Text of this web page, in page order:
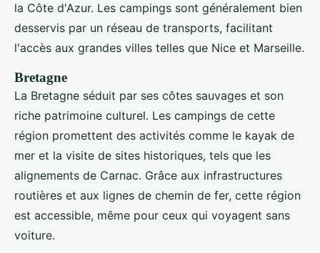
la Côte d'Azur. Les campings sont généralement bien
desservis par un réseau de transports, facilitant
l'accès aux grandes villes telles que Nice et Marseille.
Bretagne
La Bretagne séduit par ses côtes sauvages et son
riche patrimoine culturel. Les campings de cette
région promettent des activités comme le kayak de
mer et la visite de sites historiques, tels que les
alignements de Carnac. Grâce aux infrastructures
routières et aux lignes de chemin de fer, cette région
est accessible, même pour ceux qui voyagent sans
voiture.